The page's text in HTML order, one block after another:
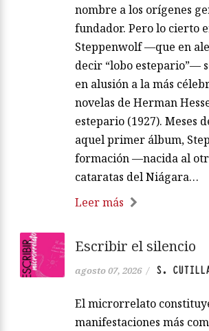
nombre a los orígenes
fundador. Pero lo cierto
Steppenwolf —que en
decir “lobo estepario”—
en alusión a la más
novelas de Herman
estepario (1927). Meses
aquel primer álbum,
formación —nacida al
cataratas del Niágara…
Leer más
Escribir el silencio
agosto 07, 2026 / S.
El microrrelato
manifestaciones más